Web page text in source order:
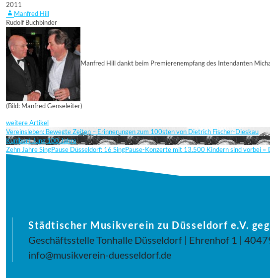
2011
Manfred Hill
Rudolf Buchbinder
Manfred Hill dankt beim Premierenempfang des Intendanten
(Bild: Manfred Genseleiter)
weitere Artikel
Vereinsleben: Bewegte Zeiten – Erinnerungen zum 100sten von Dietrich Fischer-Dieskau
Kunibert Jung 100 Jahre
Zehn Jahre SingPause Düsseldorf: 16 SingPause-Konzerte mit 13.500 Kindern sind vorbei =
Städtischer Musikverein zu Düsseldorf e.V.
Geschäftsstelle Tonhalle Düsseldorf | Ehrenhof 1 |
info@musikverein-duesseldorf.de